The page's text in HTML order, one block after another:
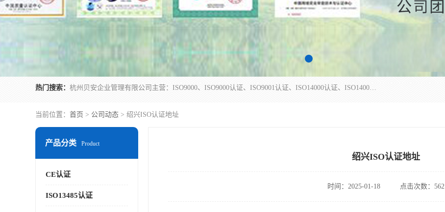
热门搜索： 杭州贝安企业管理有限公司主营：ISO9000、ISO9000认证、ISO9001认证、ISO14000认证、ISO14001认证等系列企业认证服务。
当前位置： 首页 > 公司动态 > 绍兴ISO认证地址
产品分类 Product
CE认证
ISO13485认证
绍兴ISO认证地址
时间：2025-01-18 点击次数：562